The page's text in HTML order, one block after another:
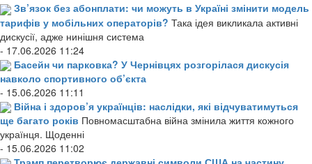
Зв’язок без абонплати: чи можуть в Україні змінити модель
тарифів у мобільних операторів? Така ідея викликала активні
дискусії, адже нинішня система
- 17.06.2026 11:24
Басейн чи парковка? У Чернівцях розгорілася дискусія
навколо спортивного об’єкта
- 15.06.2026 11:11
Війна і здоров’я українців: наслідки, які відчуватимуться
ще багато років Повномасштабна війна змінила життя кожного
українця. Щоденні
- 15.06.2026 11:02